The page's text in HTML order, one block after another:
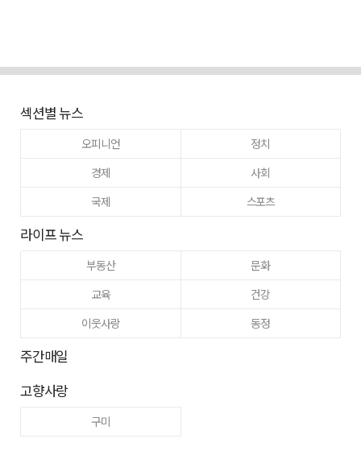
섹션별 뉴스
오피니언
정치
경제
사회
국제
스포츠
라이프 뉴스
부동산
문화
교육
건강
이웃사랑
동정
주간매일
고향사랑
구미